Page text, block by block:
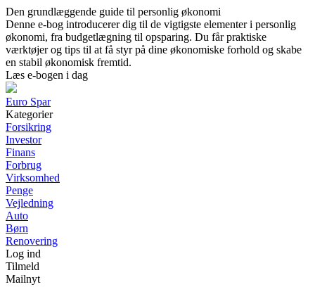
Den grundlæggende guide til personlig økonomi
Denne e-bog introducerer dig til de vigtigste elementer i personlig
økonomi, fra budgetlægning til opsparing. Du får praktiske
værktøjer og tips til at få styr på dine økonomiske forhold og skabe
en stabil økonomisk fremtid.
Læs e-bogen i dag
Euro Spar
Kategorier
Forsikring
Investor
Finans
Forbrug
Virksomhed
Penge
Vejledning
Auto
Børn
Renovering
Log ind
Tilmeld
Mailnyt